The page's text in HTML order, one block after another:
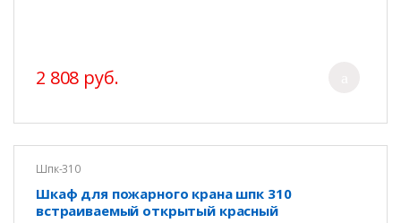
2 808 руб.
Шпк-310
Шкаф для пожарного крана шпк 310
встраиваемый открытый красный